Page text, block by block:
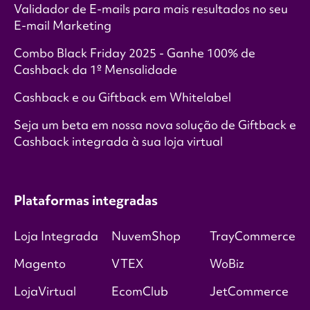
Validador de E-mails para mais resultados no seu
E-mail Marketing
Combo Black Friday 2025 - Ganhe 100% de
Cashback da 1º Mensalidade
Cashback e ou Giftback em Whitelabel
Seja um beta em nossa nova solução de Giftback e
Cashback integrada à sua loja virtual
Plataformas integradas
Loja Integrada NuvemShop
TrayCommerce
Magento
VTEX
WoBiz
LojaVirtual
EcomClub
JetCommerce